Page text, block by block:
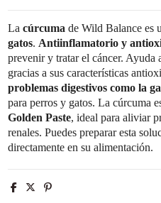
La cúrcuma de Wild Balance es
gatos. Antiinflamatorio y
prevenir y tratar el cáncer. Ayuda
gracias a sus características
problemas digestivos como la
para perros y gatos. La cúrcuma
Golden Paste, ideal para aliviar
renales. Puedes preparar esta
directamente en su alimentación.